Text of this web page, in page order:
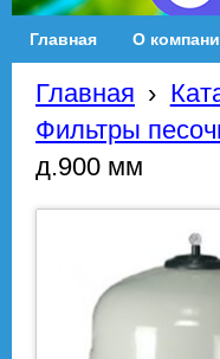
Главная О
Главная ›
Фильтры
д.900 мм